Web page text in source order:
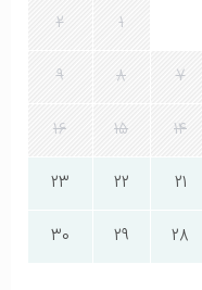
1
2
7
8
9
14
15
16
21
22
23
28
29
30